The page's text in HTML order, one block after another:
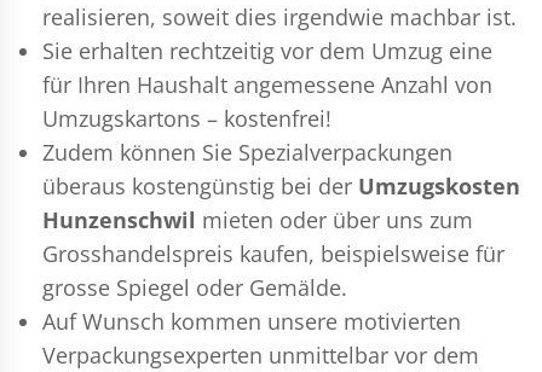
realisieren, soweit dies irgendwie machbar ist.
Sie erhalten rechtzeitig vor dem Umzug eine
für Ihren Haushalt angemessene Anzahl von
Umzugskartons – kostenfrei!
Zudem können Sie Spezialverpackungen
überaus kostengünstig bei der Umzugskosten
Hunzenschwil mieten oder über uns zum
Grosshandelspreis kaufen, beispielsweise für
grosse Spiegel oder Gemälde.
Auf Wunsch kommen unsere motivierten
Verpackungsexperten unmittelbar vor dem